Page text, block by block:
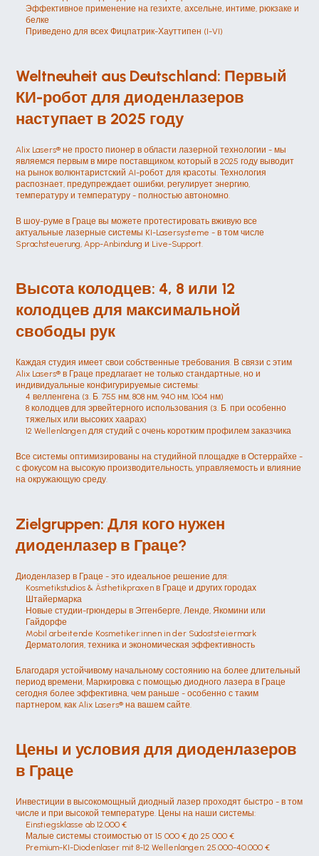
Эффективное применение на гезихте, ахсельне, интиме, рюкзаке и
белке
Приведено для всех Фицпатрик-Хауттипен (I-VI)
Weltneuheit aus Deutschland: Первый
КИ-робот для диоденлазеров
наступает в 2025 году
Alix Lasers® не просто пионер в области лазерной технологии - мы
являемся первым в мире поставщиком, который в 2025 году выводит
на рынок волюнтаристский AI-робот для красоты. Технология
распознает, предупреждает ошибки, регулирует энергию,
температуру и температуру - полностью автономно.
В шоу-руме в Граце вы можете протестировать вживую все
актуальные лазерные системы KI-Lasersysteme - в том числе
Sprachsteuerung, App-Anbindung и Live-Support.
Высота колодцев: 4, 8 или 12
колодцев для максимальной
свободы рук
Каждая студия имеет свои собственные требования. В связи с этим
Alix Lasers® в Граце предлагает не только стандартные, но и
индивидуальные конфигурируемые системы:
4 велленгена (з. Б. 755 нм, 808 нм, 940 нм, 1064 нм)
8 колодцев для эрвейтерного использования (з. Б. при особенно
тяжелых или высоких хаарах)
12 Wellenlängen для студий с очень коротким профилем заказчика
Все системы оптимизированы на студийной площадке в Остеррайхе -
с фокусом на высокую производительность, управляемость и влияние
на окружающую среду.
Zielgruppen: Для кого нужен
диоденлазер в Граце?
Диоденлазер в Граце - это идеальное решение для:
Kosmetikstudios & Ästhetikpraxen в Граце и других городах
Штайермарка
Новые студии-грюндеры в Эггенберге, Ленде, Якомини или
Гайдорфе
Mobil arbeitende Kosmetiker:innen in der Südoststeiermark
Дерматология, техника и экономическая эффективность
Благодаря устойчивому начальному состоянию на более длительный
период времени, Маркировка с помощью диодного лазера в Граце
сегодня более эффективна, чем раньше - особенно с таким
партнером, как Alix Lasers® на вашем сайте.
Цены и условия для диоденлазеров
в Граце
Инвестиции в высокомощный диодный лазер проходят быстро - в том
числе и при высокой температуре. Цены на наши системы:
Einstiegsklasse ab 12.000 €
Малые системы стоимостью от 15 000 € до 25 000 €
Premium-KI-Diodenlaser mit 8-12 Wellenlängen: 25.000-40.000 €